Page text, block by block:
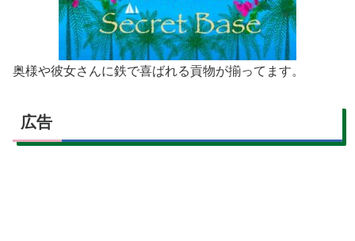
奥様や彼女さんに鉄で喜ばれる貢物が揃ってます。
広告